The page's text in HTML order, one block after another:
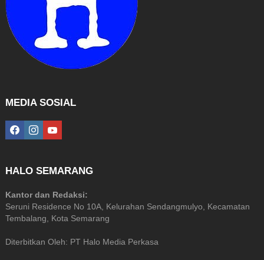
MEDIA SOSIAL
facebookinstagramyoutube
HALO SEMARANG
Kantor dan Redaksi:
Seruni Residence No 10A, Kelurahan Sendangmulyo, Kecamatan
Tembalang, Kota Semarang
Diterbitkan Oleh: PT Halo Media Perkasa